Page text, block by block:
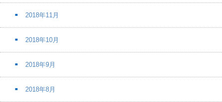
2018年11月
2018年10月
2018年9月
2018年8月